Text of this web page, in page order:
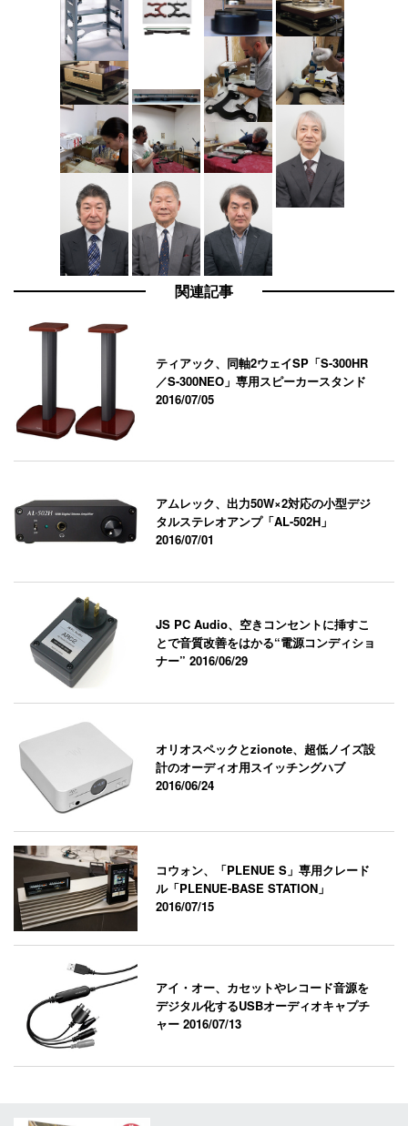
関連記事
ティアック、同軸2ウェイSP「S-300HR
／S-300NEO」専用スピーカースタンド
2016/07/05
アムレック、出力50W×2対応の小型デジ
タルステレオアンプ「AL-502H」
2016/07/01
JS PC Audio、空きコンセントに挿すこ
とで音質改善をはかる“電源コンディショ
ナー”2016/06/29
オリオスペックとzionote、超低ノイズ設
計のオーディオ用スイッチングハブ
2016/06/24
コウォン、「PLENUE S」専用クレード
ル「PLENUE-BASE STATION」
2016/07/15
アイ・オー、カセットやレコード音源を
デジタル化するUSBオーディオキャプチ
ャー2016/07/13